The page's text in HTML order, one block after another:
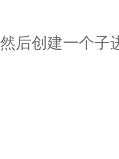
然后创建一个子